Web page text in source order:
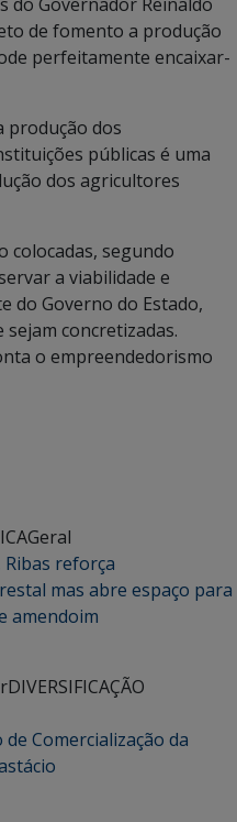
de fomento a produção
perfeitamente encaixar-
produção dos
públicas é uma
dos agricultores
colocadas, segundo
a viabilidade e
do Governo do Estado,
concretizadas.
o empreendedorismo
Geral
reforça
mas abre espaço para
amendoim
DIVERSIFICAÇÃO
Comercialização da